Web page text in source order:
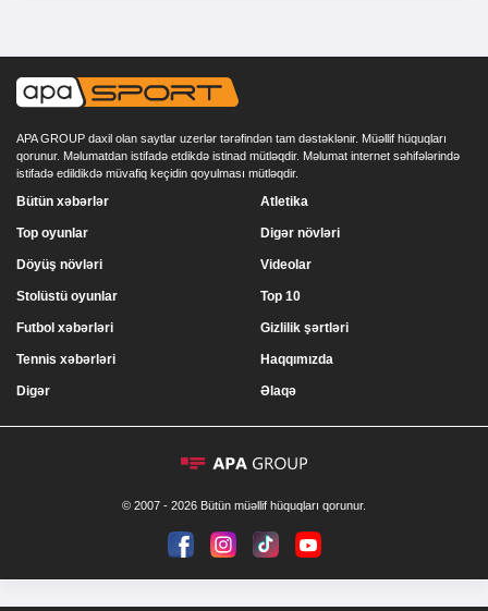
APA GROUP daxil olan saytlar uzerlər tərəfindən tam dəstəklənir. Müəllif hüquqları
qorunur. Məlumatdan istifadə etdikdə istinad mütləqdir. Məlumat internet səhifələrində
istifadə edildikdə müvafiq keçidin qoyulması mütləqdir.
Bütün xəbərlər
Top oyunlar
Döyüş növləri
Stolüstü oyunlar
Atletika
Digər növləri
Videolar
Top 10
Futbol xəbərləri
Tennis xəbərləri
Digər
Gizlilik şərtləri
Haqqımızda
Əlaqə
© 2007 - 2026 Bütün müəllif hüquqları qorunur.